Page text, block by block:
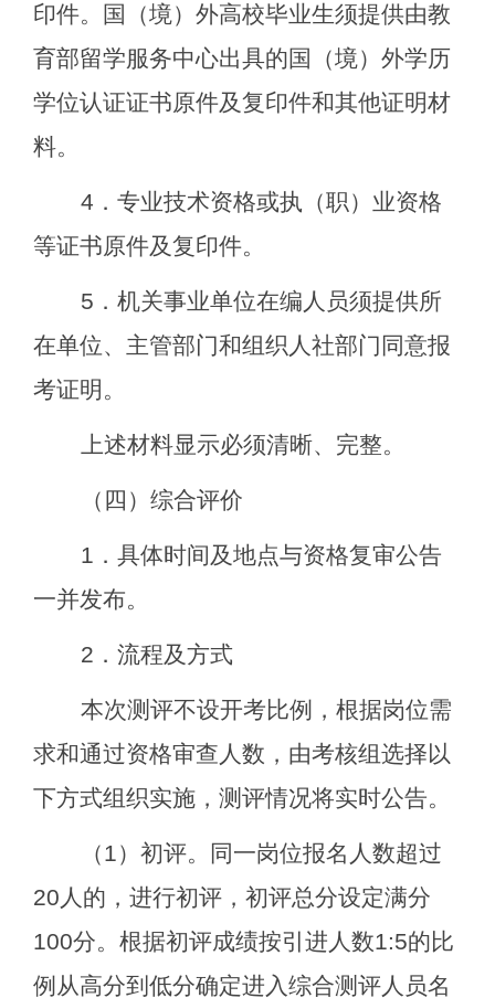
印件。国（境）外高校毕业生须提供由教
育部留学服务中心出具的国（境）外学历
学位认证证书原件及复印件和其他证明材
料。
4 ．专业技术资格或执（职）业资格
等证书原件及复印件。
5 ．机关事业单位在编人员须提供所
在单位、主管部门和组织人社部门同意报
考证明。
上述材料显示必须清晰、完整。
（四）综合评价
1 ．具体时间及地点与资格复审公告
一并发布。
2 ．流程及方式
本次测评不设开考比例，根据岗位需
求和通过资格审查人数，由考核组选择以
下方式组织实施，测评情况将实时公告。
（1）初评。同一岗位报名人数超过
20人的，进行初评，初评总分设定满分
100分。根据初评成绩按引进人数1:5的比
例从高分到低分确定进入综合测评人员名